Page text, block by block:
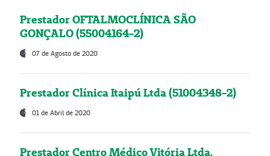
Prestador OFTALMOCLÍNICA SÃO
GONÇALO (55004164-2)
07 de Agosto de 2020
Prestador Clínica Itaipú Ltda (51004348-2)
01 de Abril de 2020
Prestador Centro Médico Vitória Ltda,